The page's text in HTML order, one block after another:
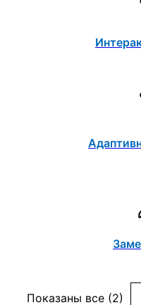
Показаны все (2)